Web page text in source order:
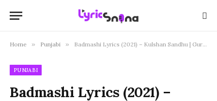
Home » Punjabi » Badmashi Lyrics (2021) – Kulshan Sandhu | Gurlej Akhtar | Updated 2024
PUNJABI
Badmashi Lyrics (2021) –